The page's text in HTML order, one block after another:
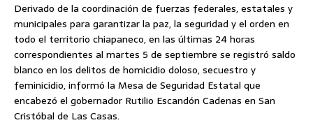
Derivado de la coordinación de fuerzas federales, estatales y
municipales para garantizar la paz, la seguridad y el orden en
todo el territorio chiapaneco, en las últimas 24 horas
correspondientes al martes 5 de septiembre se registró saldo
blanco en los delitos de homicidio doloso, secuestro y
feminicidio, informó la Mesa de Seguridad Estatal que
encabezó el gobernador Rutilio Escandón Cadenas en San
Cristóbal de Las Casas.